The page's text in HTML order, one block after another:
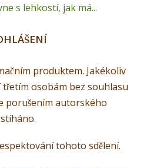
s lehkostí, jak má...
produktem. Jakékoliv
osobám bez souhlasu
porušením autorského
tohoto sdělení.